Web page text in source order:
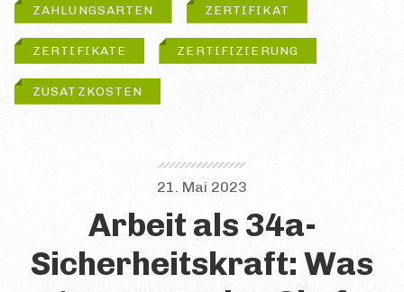
ZAHLUNGSARTEN ZERTIFIKAT
ZERTIFIKATE ZERTIFIZIERUNG
ZUSATZKOSTEN
21. Mai 2023
Arbeit als 34a-
Sicherheitskraft: Was